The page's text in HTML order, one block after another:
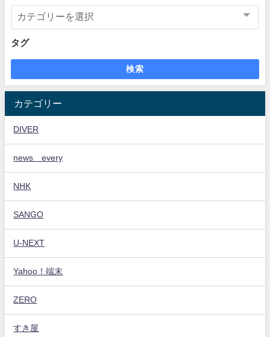
タグ
検索
カテゴリー
DIVER
news every
NHK
SANGO
U-NEXT
Yahoo！端末
ZERO
すき屋